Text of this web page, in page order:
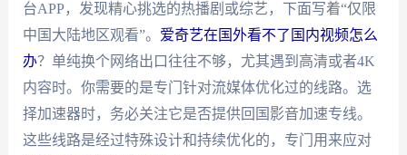
台APP，发现精心挑选的热播剧或综艺，下面写着“仅限
中国大陆地区观看”。 爱奇艺在国外看不了国内视频怎么
办？单纯换个网络出口往往不够，尤其遇到高清或者4K
内容时。你需要的是专门针对流媒体优化过的线路。选
择加速器时，务必关注它是否提供回国影音加速专线。
这些线路是经过特殊设计和持续优化的，专门用来应对